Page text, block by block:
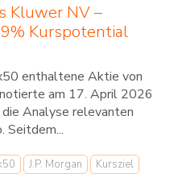
Kluwer NV –
Kurspotential
enthaltene Aktie von
am 17. April 2026
die Analyse relevanten
Seitdem...
J.P. Morgan
Kursziel